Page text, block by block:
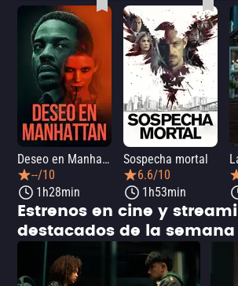
Deseo en Manhattan
--/10
1h28min
Sospecha mortal
6.6/10
1h53min
Estrenos en cine y
destacados de la